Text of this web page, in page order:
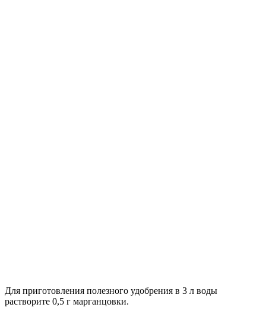
Для приготовления полезного удобрения в 3 л воды
растворите 0,5 г марганцовки.